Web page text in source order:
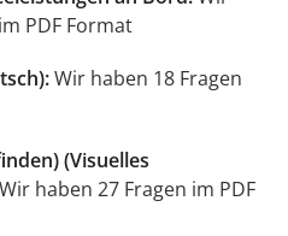
PDF Format
Wir haben 18 Fragen
(Visuelles
Wir haben 27 Fragen im PDF